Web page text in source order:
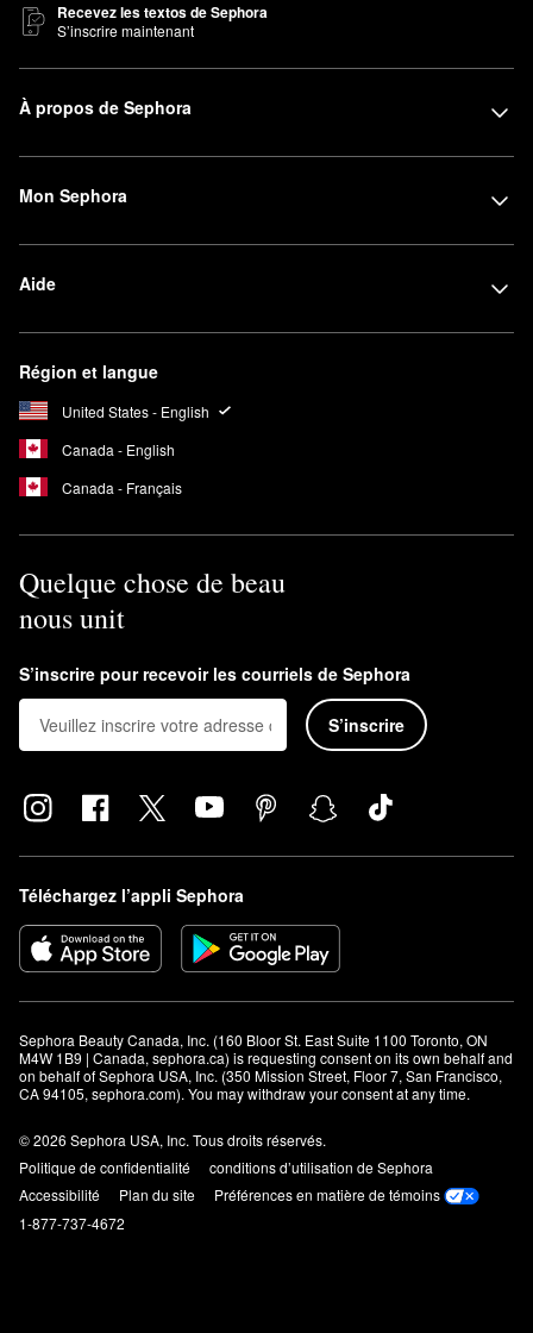
Recevez les textos de Sephora
S’inscrire maintenant
À propos de Sephora
Mon Sephora
Aide
Région et langue
United States - English
Canada - English
Canada - Français
Quelque chose de beau
nous unit
S’inscrire pour recevoir les courriels de Sephora
S’inscrire
Téléchargez l’appli Sephora
Sephora Beauty Canada, Inc. (160 Bloor St. East Suite 1100 Toronto, ON
M4W 1B9 | Canada, sephora.ca) is requesting consent on its own behalf and
on behalf of Sephora USA, Inc. (350 Mission Street, Floor 7, San Francisco,
CA 94105, sephora.com). You may withdraw your consent at any time.
© 2026 Sephora USA, Inc. Tous droits réservés.
Politique de confidentialité
conditions d’utilisation de Sephora
Accessibilité
Plan du site
Préférences en matière de témoins
1-877-737-4672